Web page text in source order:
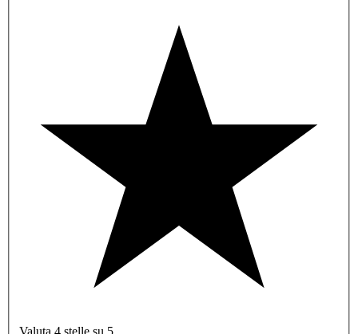
Valuta 4 stelle su 5